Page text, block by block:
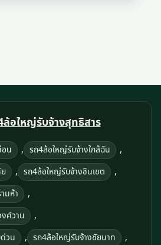
ล้อใหญ่รับจ้างสุทธิสาร
อน , รถ4ล้อใหญ่รับจ้างใกล้ฉัน ,
, รถ4ล้อใหญ่รับจ้างชินเขต ,
มห้า ,
ศ์วาน ,
วน , รถ4ล้อใหญ่รับจ้างชัยนาท ,